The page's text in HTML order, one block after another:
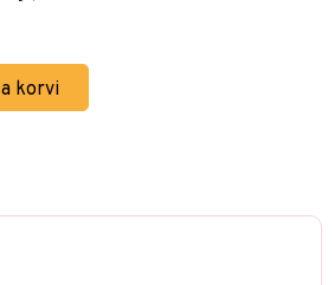
korvi